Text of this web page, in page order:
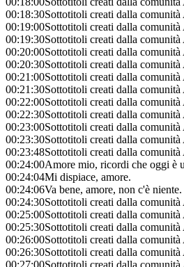
00:18:30Sottotitoli creati dalla comunità
00:19:00Sottotitoli creati dalla comunità
00:19:30Sottotitoli creati dalla comunità
00:20:00Sottotitoli creati dalla comunità
00:20:30Sottotitoli creati dalla comunità
00:21:00Sottotitoli creati dalla comunità
00:21:30Sottotitoli creati dalla comunità
00:22:00Sottotitoli creati dalla comunità
00:22:30Sottotitoli creati dalla comunità
00:23:00Sottotitoli creati dalla comunità
00:23:30Sottotitoli creati dalla comunità
00:23:48Sottotitoli creati dalla comunità
00:24:00Amore mio, ricordi che oggi è
00:24:04Mi dispiace, amore.
00:24:06Va bene, amore, non c'è niente.
00:24:30Sottotitoli creati dalla comunità
00:25:00Sottotitoli creati dalla comunità
00:25:30Sottotitoli creati dalla comunità
00:26:00Sottotitoli creati dalla comunità
00:26:30Sottotitoli creati dalla comunità